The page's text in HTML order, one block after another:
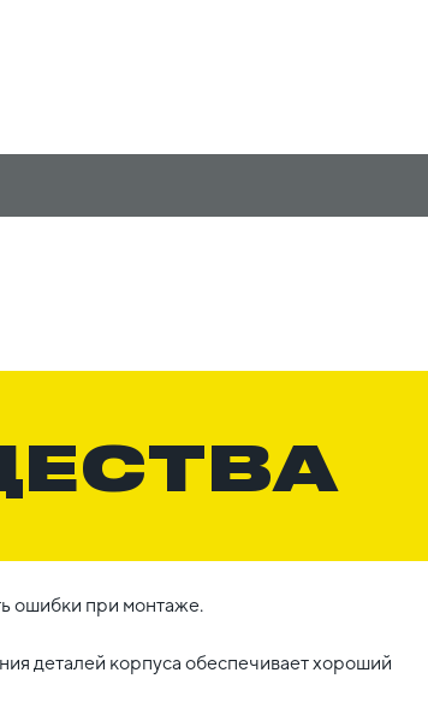
ошибки при монтаже.
деталей корпуса обеспечивает хороший